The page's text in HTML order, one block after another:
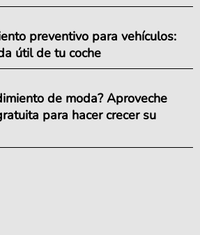
preventivo para vehículos:
útil de tu coche
de moda? Aproveche
para hacer crecer su